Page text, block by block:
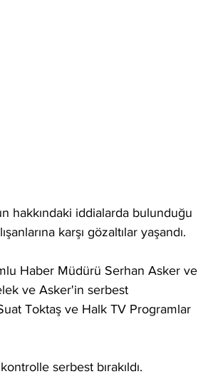
hakkındaki iddialarda bulunduğu
karşı gözaltılar yaşandı.
Haber Müdürü Serhan Asker ve
ve Asker'in serbest
Toktaş ve Halk TV Programlar
serbest bırakıldı.